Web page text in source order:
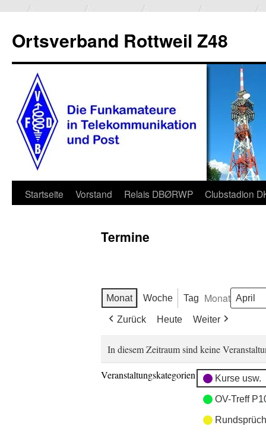
Ortsverband Rottweil Z48
Zum
Startseite Vorstand Relais DBØRWP Clubstadion
Termine
Monat Woche Tag Monat
Zurück Heute Weiter
In diesem Zeitraum sind keine
Veranstaltungskategorien Kurse usw.
OV-Treff